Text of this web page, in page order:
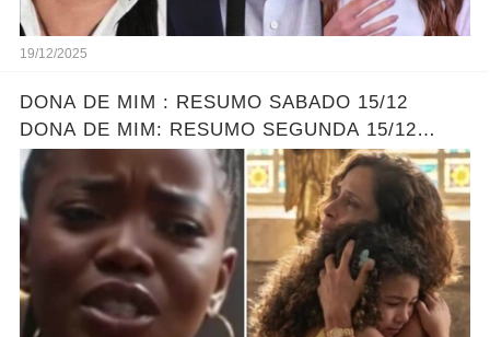
19/12/2025
DONA DE MIM : RESUMO SABADO 15/12
DONA DE MIM: RESUMO SEGUNDA 15/12
ELLEN ENCONTRA SOFIA - LEONA DESCOBRE
O PLANO DE ELLEN